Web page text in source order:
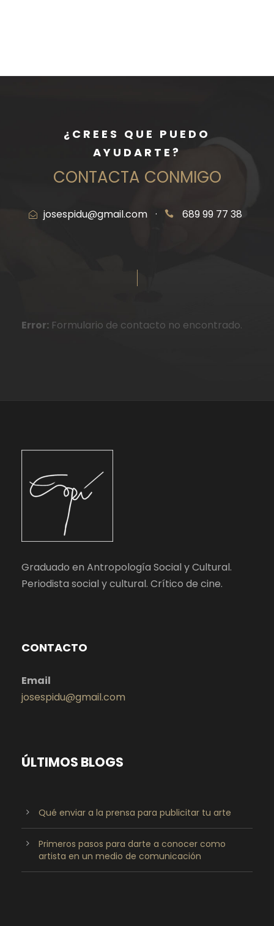
¿CREES QUE PUEDO
AYUDARTE?
CONTACTA CONMIGO
josespidu@gmail.com · 689 99 77 38
Error: Formulario de contacto no encontrado.
Graduado en Antropología Social y Cultural.
Periodista social y cultural. Crítico de cine.
CONTACTO
Email
josespidu@gmail.com
ÚLTIMOS BLOGS
Qué enviar a la prensa para publicitar tu arte
Primeros pasos para darte a conocer como
artista en un medio de comunicación